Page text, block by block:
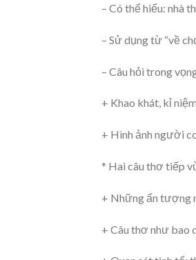
– Có thể hiểu: nhà
– Sử dụng từ “về
– Câu hỏi trong
+ Khao khát, kỉ
+ Hình ảnh người
* Hai câu thơ tiếp
+ Những ấn tượng
+ Câu thơ như bao